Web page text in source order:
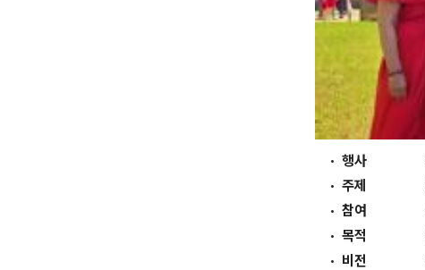
행사
주제
참여
목적
비전